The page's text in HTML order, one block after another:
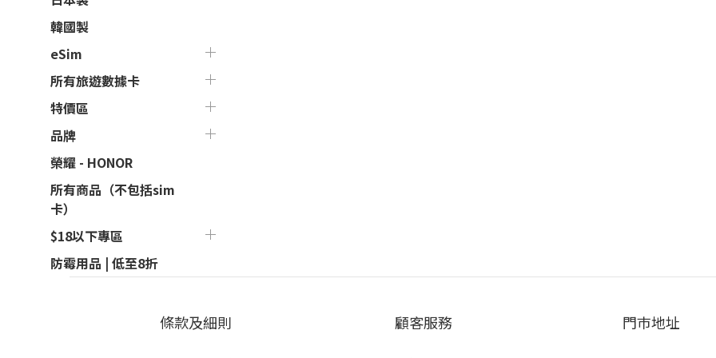
韓國製
eSim
所有旅遊數據卡
特價區
品牌
榮耀 - HONOR
所有商品（不包括sim
卡）
$18以下專區
防霉用品 | 低至8折
條款及細則 顧客服務 門巿地址